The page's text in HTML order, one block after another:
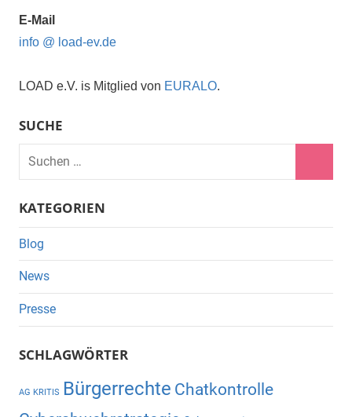
E-Mail
info @ load-ev.de
LOAD e.V. is Mitglied von EURALO.
SUCHE
Suchen
nach:
KATEGORIEN
Blog
News
Presse
SCHLAGWÖRTER
AG KRITIS Bürgerrechte Chatkontrolle